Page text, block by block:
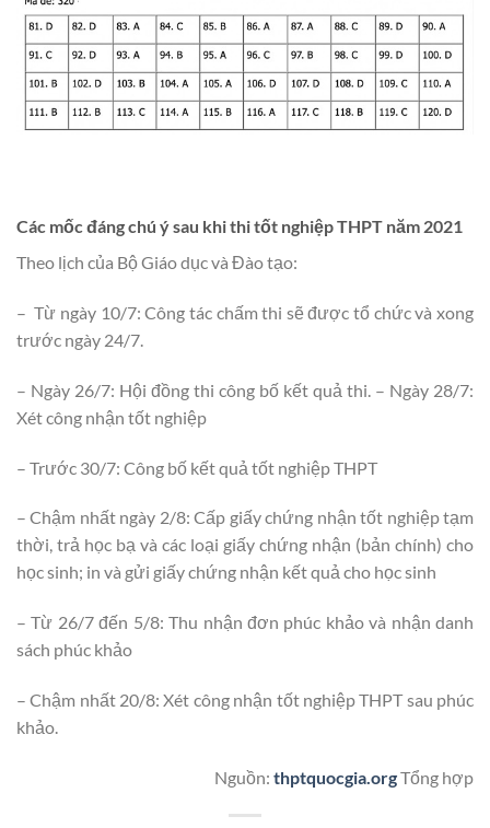
Các mốc đáng chú ý sau khi thi tốt nghiệp THPT năm 2021
Theo lịch của Bộ Giáo dục và Đào tạo:
– Từ ngày 10/7: Công tác chấm thi sẽ được tổ chức và xong
trước ngày 24/7.
– Ngày 26/7: Hội đồng thi công bố kết quả thi. – Ngày 28/7:
Xét công nhận tốt nghiệp
– Trước 30/7: Công bố kết quả tốt nghiệp THPT
– Chậm nhất ngày 2/8: Cấp giấy chứng nhận tốt nghiệp tạm
thời, trả học bạ và các loại giấy chứng nhận (bản chính) cho
học sinh; in và gửi giấy chứng nhận kết quả cho học sinh
– Từ 26/7 đến 5/8: Thu nhận đơn phúc khảo và nhận danh
sách phúc khảo
– Chậm nhất 20/8: Xét công nhận tốt nghiệp THPT sau phúc
khảo.
Nguồn: thptquocgia.orgTổng hợp